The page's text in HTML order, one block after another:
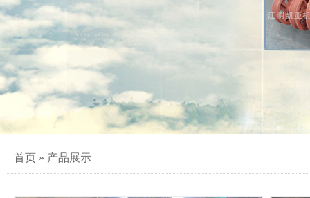
首页 » 产品展示